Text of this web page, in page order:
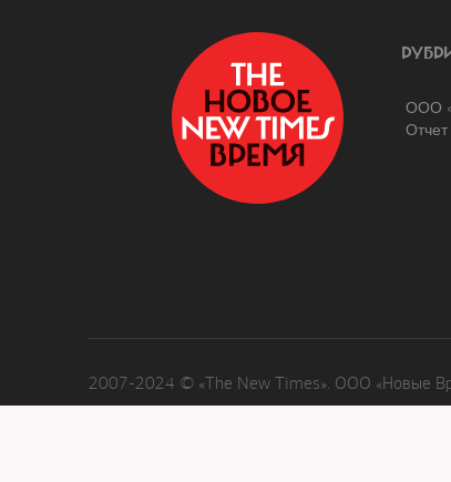
ООО
2007-2024 © «The New Times». ООО «Новые